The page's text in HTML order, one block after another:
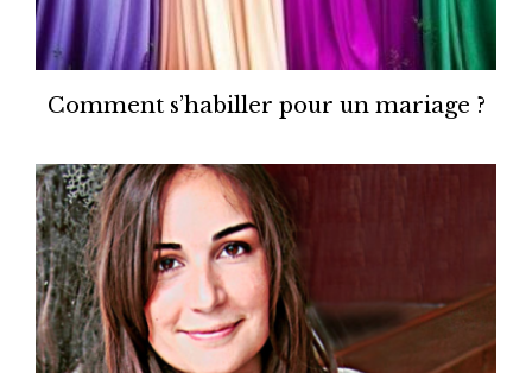
Comment s’habiller pour un mariage ?